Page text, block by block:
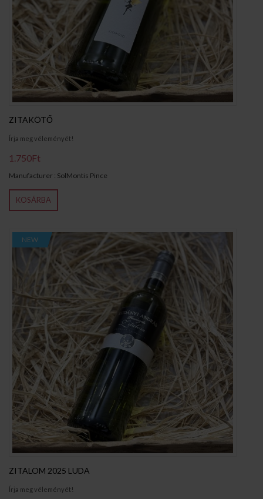
ZITAKÖTŐ
Írja meg véleményét!
1.750Ft
Manufacturer : SolMontis Pince
KOSÁRBA
NEW
ZITALOM 2025 LUDA
Írja meg véleményét!